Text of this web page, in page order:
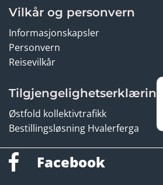
Vilkår og personvern
Informasjonskapsler
Personvern
Reisevilkår
Tilgjengelighetserklæring
Østfold kollektivtrafikk
Bestillingsløsning Hvalerferga
Facebook